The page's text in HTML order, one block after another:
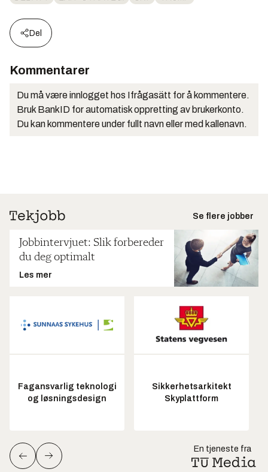
Del
Kommentarer
Du må være innlogget hos Ifrågasätt for å kommentere.
Bruk BankID for automatisk oppretting av brukerkonto.
Du kan kommentere under fullt navn eller med kallenavn.
Se flere jobber
Jobbintervjuet: Slik forbereder
du deg optimalt
Les mer
Fagansvarlig teknologi
og løsningsdesign
Sikkerhetsarkitekt
Skyplattform
En tjeneste fra